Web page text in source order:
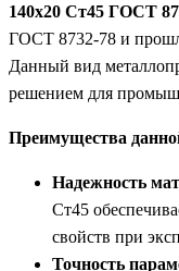
140х20 Ст45 ГОСТ
ГОСТ 8732-78 и
Данный вид
решением для
Преимущества
Надежность
Ст45
свойств при
Точность